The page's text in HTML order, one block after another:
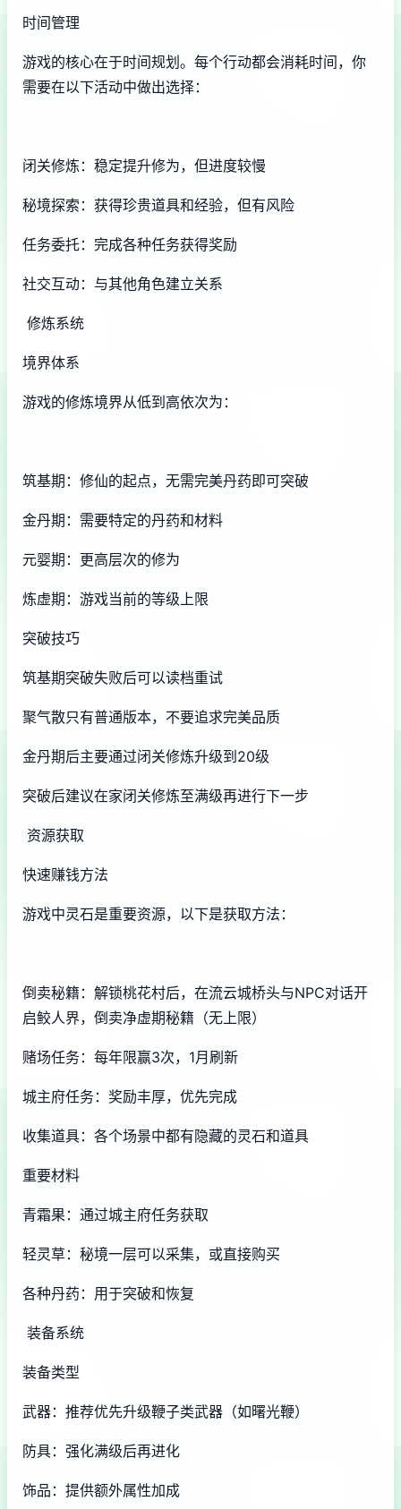
时间管理
游戏的核心在于时间规划。每个行动都会消耗时间，你
需要在以下活动中做出选择：
闭关修炼：稳定提升修为，但进度较慢
秘境探索：获得珍贵道具和经验，但有风险
任务委托：完成各种任务获得奖励
社交互动：与其他角色建立关系
修炼系统
境界体系
游戏的修炼境界从低到高依次为：
筑基期：修仙的起点，无需完美丹药即可突破
金丹期：需要特定的丹药和材料
元婴期：更高层次的修为
炼虚期：游戏当前的等级上限
突破技巧
筑基期突破失败后可以读档重试
聚气散只有普通版本，不要追求完美品质
金丹期后主要通过闭关修炼升级到20级
突破后建议在家闭关修炼至满级再进行下一步
资源获取
快速赚钱方法
游戏中灵石是重要资源，以下是获取方法：
倒卖秘籍：解锁桃花村后，在流云城桥头与NPC对话开
启鲛人界，倒卖净虚期秘籍（无上限）
赌场任务：每年限赢3次，1月刷新
城主府任务：奖励丰厚，优先完成
收集道具：各个场景中都有隐藏的灵石和道具
重要材料
青霜果：通过城主府任务获取
轻灵草：秘境一层可以采集，或直接购买
各种丹药：用于突破和恢复
装备系统
装备类型
武器：推荐优先升级鞭子类武器（如曙光鞭）
防具：强化满级后再进化
饰品：提供额外属性加成